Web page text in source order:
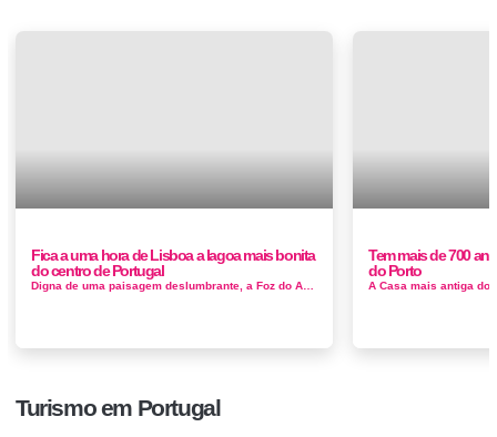
Fica a uma hora de Lisboa a lagoa mais bonita
do centro de Portugal
Tem mais de 700
do Porto
Turismo em Portugal